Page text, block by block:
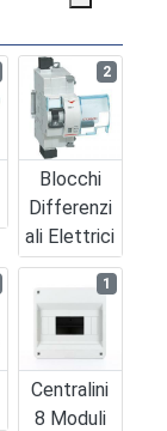
Blocchi
Differenzi
Ali Elettrici
2
Centralini
8 Moduli
1